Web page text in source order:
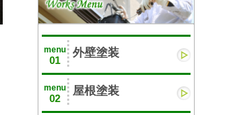
menu
01
外壁塗装
menu
02
屋根塗装